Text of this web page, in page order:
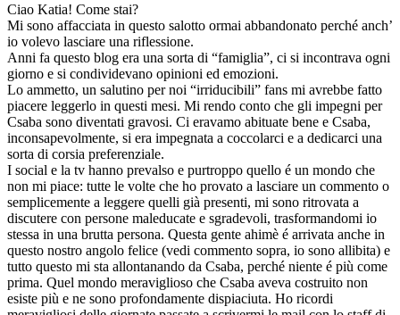
Ciao Katia! Come stai?
Mi sono affacciata in questo salotto ormai abbandonato perché anch’
io volevo lasciare una riflessione.
Anni fa questo blog era una sorta di “famiglia”, ci si incontrava ogni
giorno e si condividevano opinioni ed emozioni.
Lo ammetto, un salutino per noi “irriducibili” fans mi avrebbe fatto
piacere leggerlo in questi mesi. Mi rendo conto che gli impegni per
Csaba sono diventati gravosi. Ci eravamo abituate bene e Csaba,
inconsapevolmente, si era impegnata a coccolarci e a dedicarci una
sorta di corsia preferenziale.
I social e la tv hanno prevalso e purtroppo quello é un mondo che
non mi piace: tutte le volte che ho provato a lasciare un commento o
semplicemente a leggere quelli già presenti, mi sono ritrovata a
discutere con persone maleducate e sgradevoli, trasformandomi io
stessa in una brutta persona. Questa gente ahimè é arrivata anche in
questo nostro angolo felice (vedi commento sopra, io sono allibita) e
tutto questo mi sta allontanando da Csaba, perché niente é più come
prima. Quel mondo meraviglioso che Csaba aveva costruito non
esiste più e ne sono profondamente dispiaciuta. Ho ricordi